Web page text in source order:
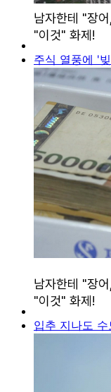
주식 열풍에 '
입추 지나도